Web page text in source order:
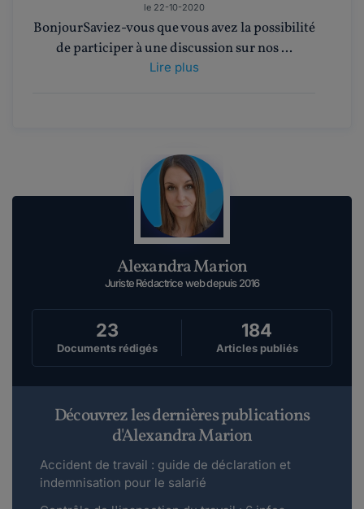
le 22-10-2020
BonjourSaviez-vous que vous avez la possibilité
de participer à une discussion sur nos ...
Lire plus
bonjour,j'ai démissionné de la fonction
publique CCAS le 28 septembre 2019 cela ...
Lire plus
Maddyhp Animateur Communautaire.
le 04-08-2020
Bonjour,Merci de l'intérêt que vous portez à
Lire plus
lorent974.
le 03-08-2020
Bonjour,Je souhaite démissionner car j'ai été
accepté en Passerelle de Medecine, je re...
Alexandra Marion
Juriste Rédactrice web depuis 2016
23
Documents rédigés
184
Articles publiés
Découvrez les dernières publications
d'Alexandra Marion
Accident de travail : guide de déclaration et
indemnisation pour le salarié